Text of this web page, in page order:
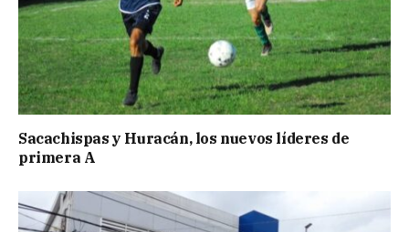
Sacachispas y Huracán, los nuevos líderes de
primera A